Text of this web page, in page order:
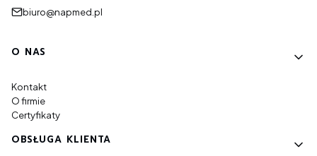
biuro@napmed.pl
Linki w stopce
O NAS
Kontakt
O firmie
Certyfikaty
OBSŁUGA KLIENTA